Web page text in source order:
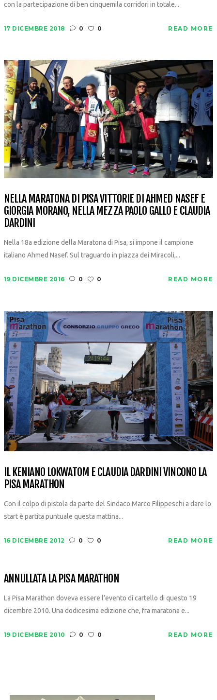
con la partecipazione di ben cinquemila corridori in totale...
17 DICEMBRE 2018 0 0 READ MORE
NELLA MARATONA DI PISA VITTORIE DI AHMED NASEF E
GIORGIA MORANO, NELLA MEZZA PAOLO GALLO E CLAUDIA
DARDINI
Nella 18a edizione della Maratona di Pisa, si impone il campione
italiano Ahmed Nasef. Sul traguardo in piazza dei Miracoli,...
19 DICEMBRE 2016 0 0 READ MORE
IL KENIANO LOKWATOM E CLAUDIA DARDINI VINCONO LA
PISA MARATHON
Con il colpo di pistola da parte del Sindaco Marco Filippeschi a dare lo
start è partita puntuale questa mattina...
16 DICEMBRE 2012 0 0 READ MORE
ANNULLATA LA PISA MARATHON
La Pisa Marathon doveva essere l’evento di cartello di questo 19
dicembre 2010. Una dodicesima edizione che, fra maratona e...
19 DICEMBRE 2010 0 0 READ MORE